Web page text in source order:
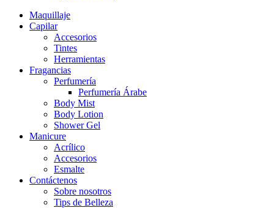
Maquillaje
Capilar
Accesorios
Tintes
Herramientas
Fragancias
Perfumería
Perfumería Árabe
Body Mist
Body Lotion
Shower Gel
Manicure
Acrílico
Accesorios
Esmalte
Contáctenos
Sobre nosotros
Tips de Belleza